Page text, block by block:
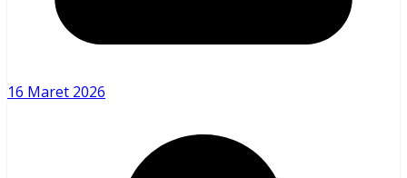
16 Maret 2026